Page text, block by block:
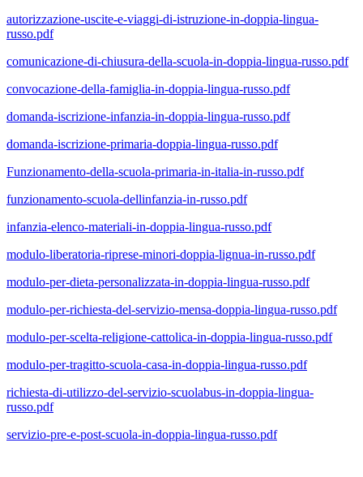
autorizzazione-uscite-e-viaggi-di-istruzione-in-doppia-lingua-
russo.pdf
comunicazione-di-chiusura-della-scuola-in-doppia-lingua-russo.pdf
convocazione-della-famiglia-in-doppia-lingua-russo.pdf
domanda-iscrizione-infanzia-in-doppia-lingua-russo.pdf
domanda-iscrizione-primaria-doppia-lingua-russo.pdf
Funzionamento-della-scuola-primaria-in-italia-in-russo.pdf
funzionamento-scuola-dellinfanzia-in-russo.pdf
infanzia-elenco-materiali-in-doppia-lingua-russo.pdf
modulo-liberatoria-riprese-minori-doppia-lignua-in-russo.pdf
modulo-per-dieta-personalizzata-in-doppia-lingua-russo.pdf
modulo-per-richiesta-del-servizio-mensa-doppia-lingua-russo.pdf
modulo-per-scelta-religione-cattolica-in-doppia-lingua-russo.pdf
modulo-per-tragitto-scuola-casa-in-doppia-lingua-russo.pdf
richiesta-di-utilizzo-del-servizio-scuolabus-in-doppia-lingua-
russo.pdf
servizio-pre-e-post-scuola-in-doppia-lingua-russo.pdf